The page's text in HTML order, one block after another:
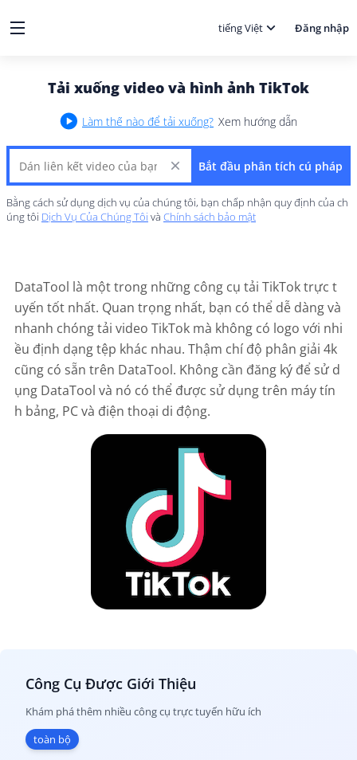
tiếng Việt Đăng nhập
Tải xuống video và hình ảnh TikTok
Làm thế nào để tải xuống? Xem hướng dẫn
Bắt đầu phân tích cú pháp
Bằng cách sử dụng dịch vụ của chúng tôi, bạn chấp nhận quy định của ch
úng tôi Dịch Vụ Của Chúng Tôi và Chính sách bảo mật
DataTool là một trong những công cụ tải TikTok trực t
uyến tốt nhất. Quan trọng nhất, bạn có thể dễ dàng và
nhanh chóng tải video TikTok mà không có logo với nhi
ều định dạng tệp khác nhau. Thậm chí độ phân giải 4k
cũng có sẵn trên DataTool. Không cần đăng ký để sử d
ụng DataTool và nó có thể được sử dụng trên máy tín
h bảng, PC và điện thoại di động.
Công Cụ Được Giới Thiệu
Khám phá thêm nhiều công cụ trực tuyến hữu ích
toàn bộ